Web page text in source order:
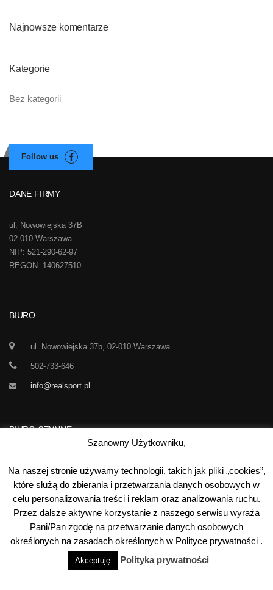
Najnowsze komentarze
Kategorie
Bez kategorii
DANE FIRMY
ul. Nowowiejska 37B
02-010 Warszawa
NIP: 521-290-62-97
REGON: 140627510
BIURO
ul. Nowowiejska 37b, 02-010 Warszawa
502-733-646
info@realsport.pl
BIURO CZYNNE
7 dni w tygodniu
Poniedziałek-Piątek: 1000- 15
Sobota:
kontakt telefoniczny
Niedziela:
nieczynne
Szanowny Użytkowniku,
Na naszej stronie używamy technologii, takich jak pliki „cookies”,
które służą do zbierania i przetwarzania danych osobowych w
celu personalizowania treści i reklam oraz analizowania ruchu.
Przez dalsze aktywne korzystanie z naszego serwisu wyraża
Pani/Pan zgodę na przetwarzanie danych osobowych
określonych na zasadach określonych w Polityce prywatności .
Akceptuję Polityka prywatności